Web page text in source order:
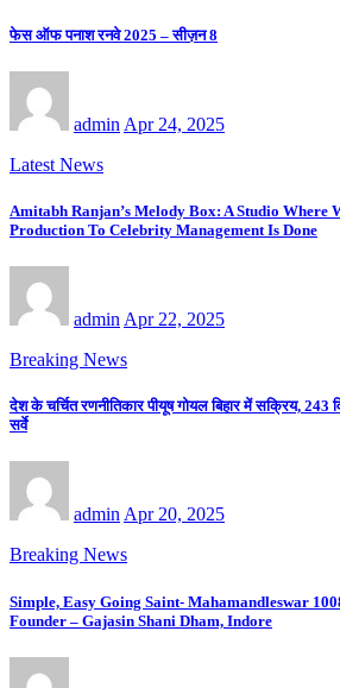
फेस ऑफ पनाश रनवे 2025 – सीज़न 8
admin Apr 24, 2025
Latest News
Amitabh Ranjan’s Melody Box: A Studio Where
Production To Celebrity Management Is Done
admin Apr 22, 2025
Breaking News
देश के चर्चित रणनीतिकार पीयूष गोयल बिहार में सक्रिय, 243
सर्वे
adminApr 20, 2025
Breaking News
Simple, Easy Going Saint- Mahamandleswar
Founder – Gajasin Shani Dham, Indore